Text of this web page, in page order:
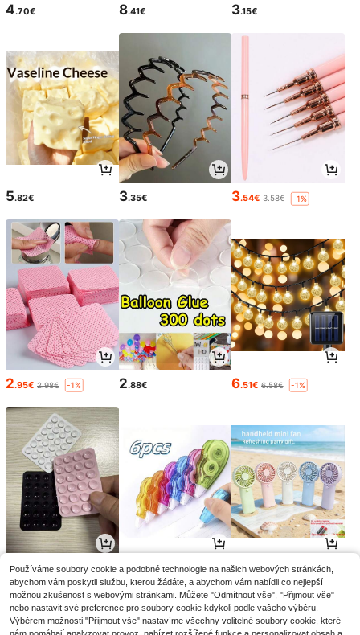
4.70€ 8.41€ 3.15€
5.82€ 3.35€ 3.54€ 3.58€ -1%
2.95€ 2.98€ -1% 2.88€ 6.51€ 6.58€ -1%
2.75€ 3.77€ 4.12€
Používáme soubory cookie a podobné technologie na našich webových stránkách,
abychom vám poskytli službu, kterou žádáte, a abychom vám nabídli co nejlepší
možnou zkušenost s webovými stránkami. Můžete "Odmítnout vše", "Přijmout vše"
nebo nastavit své preference pro soubory cookie kdykoli podle vašeho výběru.
Výběrem možnosti "Přijmout vše" nastavíme všechny volitelné soubory cookie, které